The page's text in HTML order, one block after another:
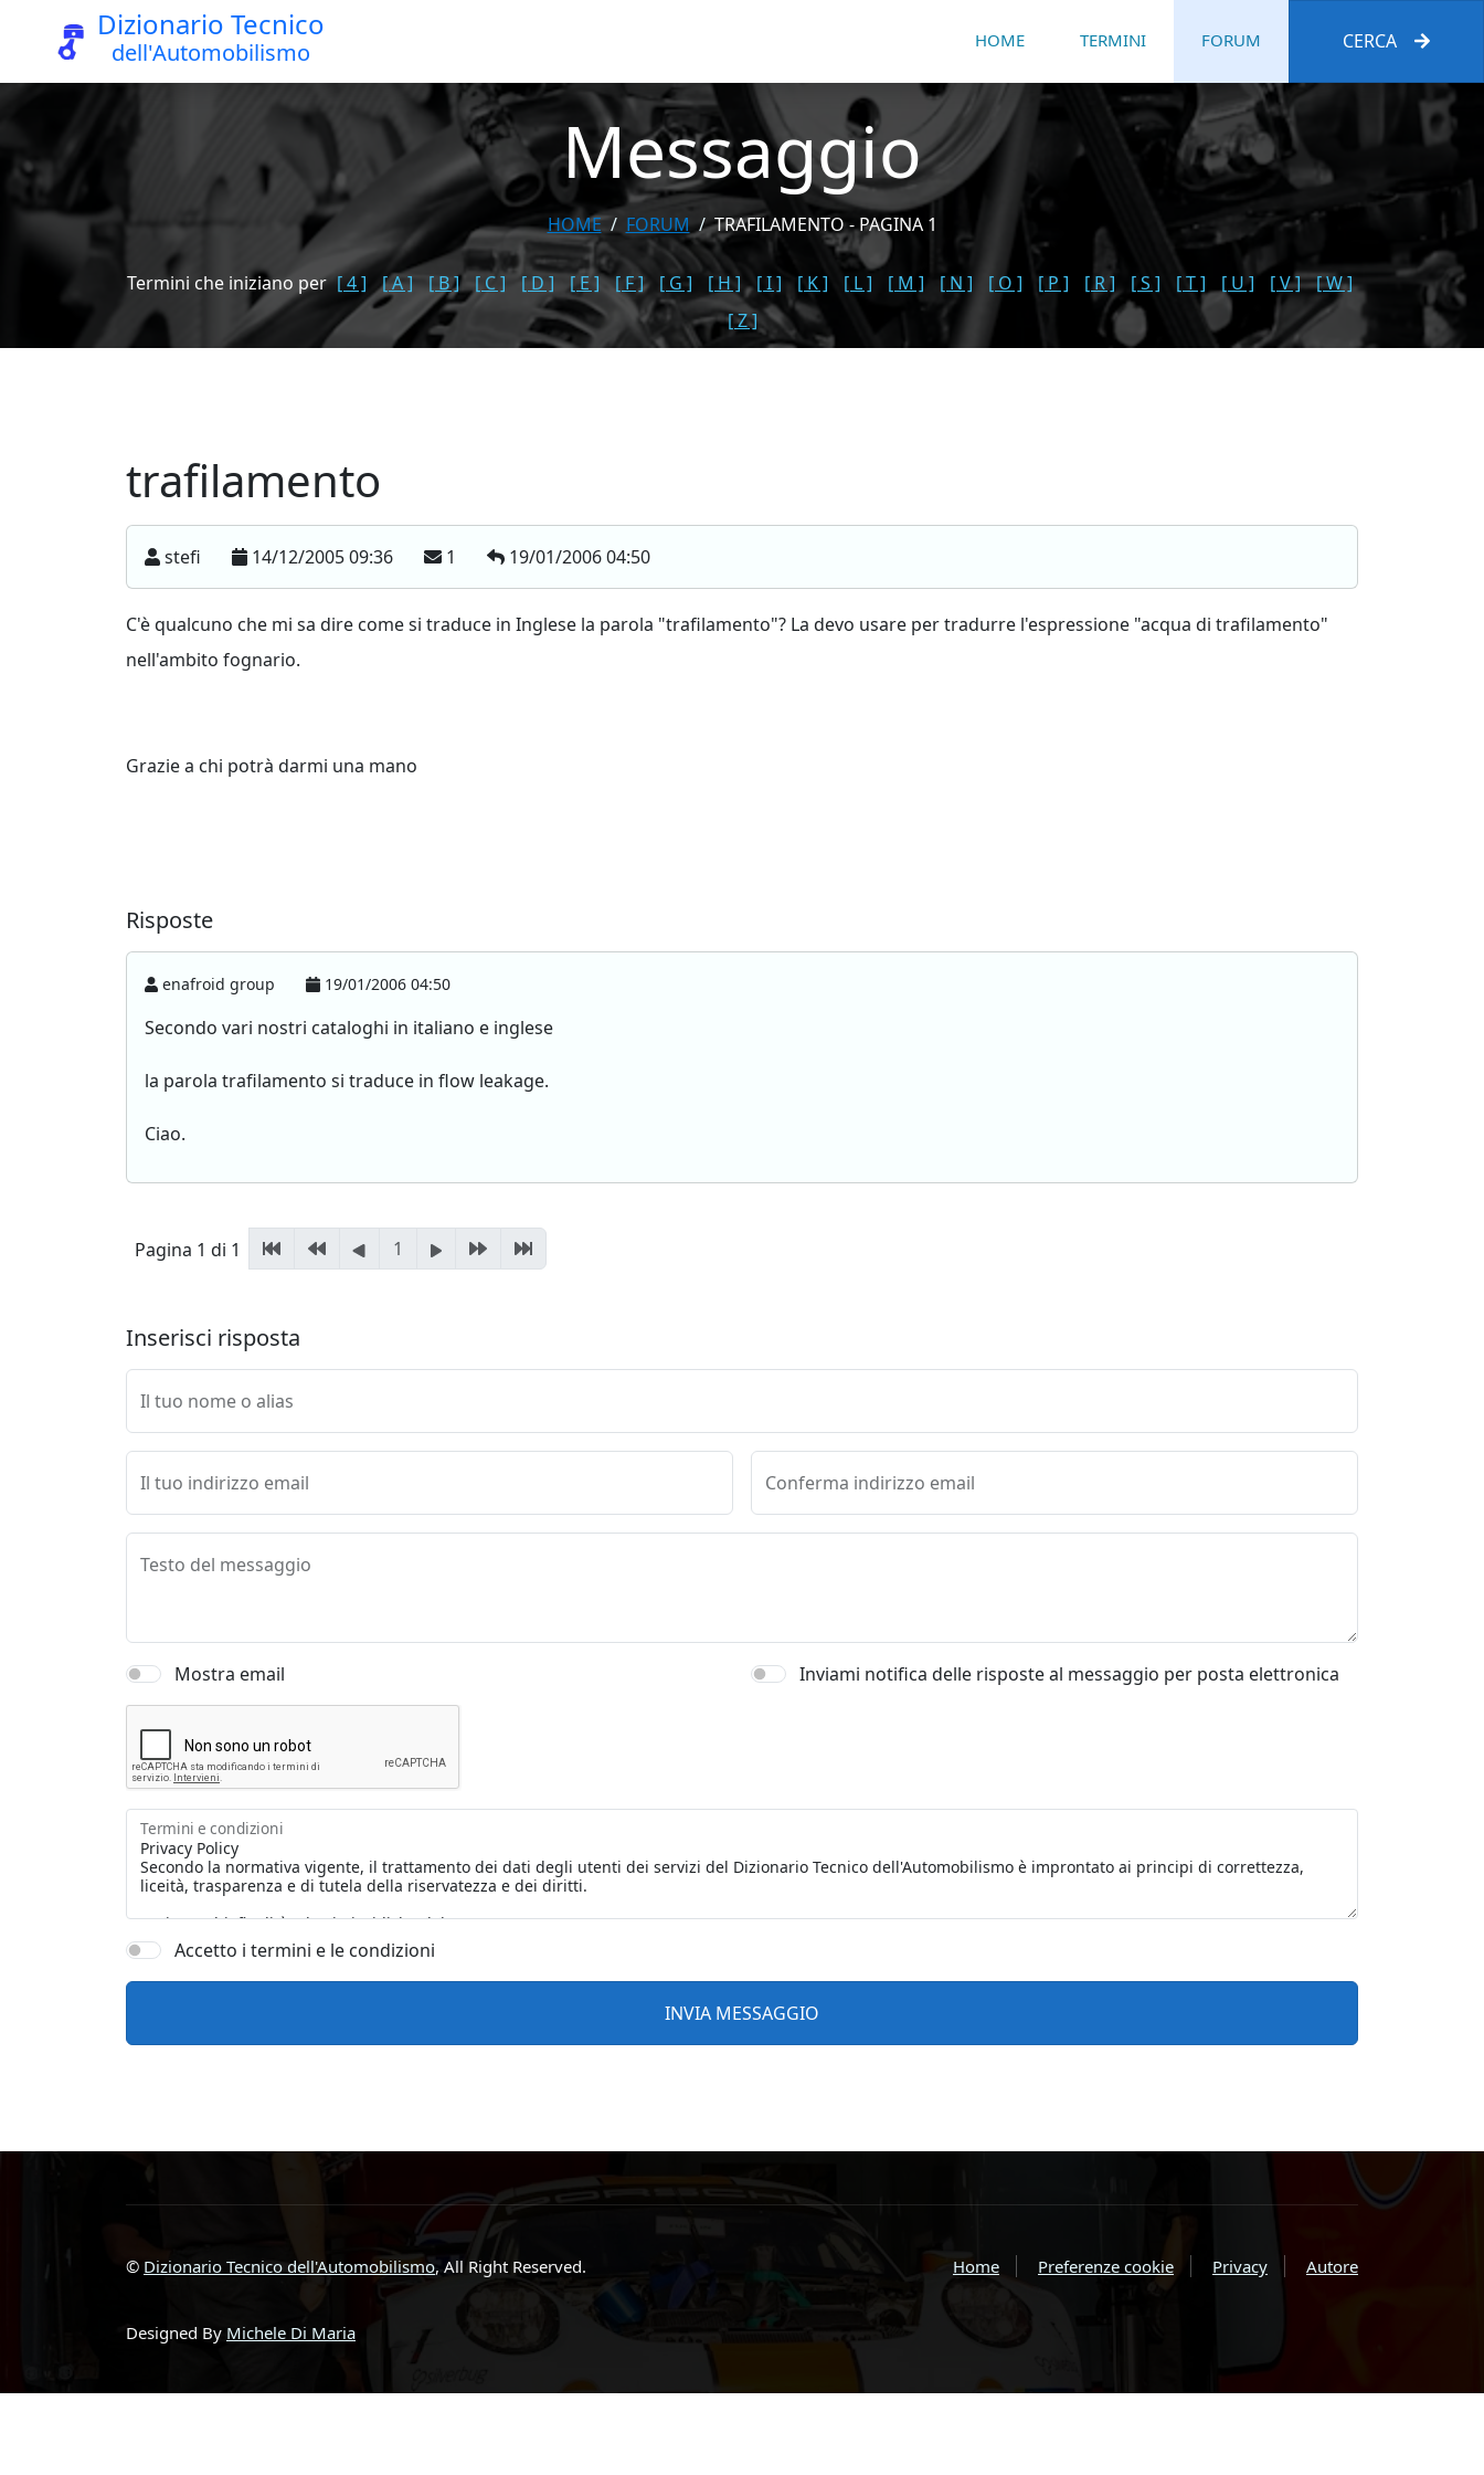
Dizionario Tecnico
dell'Automobilismo HOME TERMINI FORUM CERCA
Messaggio
HOME FORUM TRAFILAMENTO - PAGINA 1
Termini che iniziano per [ 4 ] [ A ] [ B ] [ C ] [ D ] [ E ] [ F ] [ G ] [ H ] [ I ] [ K ] [ L ] [ M ] [ N ] [ O ] [ P ] [ R ] [ S ] [ T ] [ U ] [ V ]
[ W ]
[ Z ]
trafilamento
stefi 14/12/2005 09:36 1 19/01/2006 04:50
C'è qualcuno che mi sa dire come si traduce in Inglese la parola "trafilamento"? La devo usare per tradurre l'espressione "acqua di trafilamento"
nell'ambito fognario.
Grazie a chi potrà darmi una mano
Risposte
enafroid group 19/01/2006 04:50
Secondo vari nostri cataloghi in italiano e inglese
la parola trafilamento si traduce in flow leakage.
Ciao.
Pagina 1 di 1 1
Inserisci risposta
Il tuo nome o alias
Il tuo indirizzo email Conferma indirizzo email
Testo del messaggio
Mostra email Inviami notifica delle risposte al messaggio per posta elettronica
Termini e condizioni
Accetto i termini e le condizioni
© Dizionario Tecnico dell'Automobilismo, All Right Reserved.
Designed By Michele Di Maria
Home Preferenze cookie Privacy Autore